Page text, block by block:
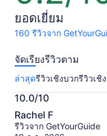
10
ยอดเยี่ยม
160 รีวิวจาก
มี
รีวิว
กับ
กิจกรรม
นี้
ข้อมูล
เพิ่ม
จัดเรียงรีวิวตาม
ล่าสุดรีวิวเชิงบวกรีวิวเชิ
10.0/10
10.0
จาก
Rachel F
รีวิวจาก GetYourGuide